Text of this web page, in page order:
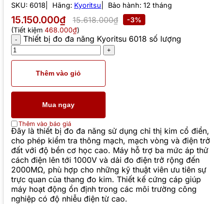
SKU: 6018 Hãng: Kyoritsu Bảo hành: 12 tháng
15.150.000₫ 15.618.000₫
-3%
(Tiết kiệm 468.000₫)
Thiết bị đo đa năng Kyoritsu 6018 số lượng
Thêm vào giỏ
Mua ngay
Thêm vào báo giá
Đây là thiết bị đo đa năng sử dụng chỉ thị kim cổ điển,
cho phép kiểm tra thông mạch, mạch vòng và điện trở
đất với độ bền cơ học cao. Máy hỗ trợ ba mức áp thử
cách điện lên tới 1000V và dải đo điện trở rộng đến
2000MΩ, phù hợp cho những kỹ thuật viên ưu tiên sự
trực quan của thang đo kim. Thiết kế cứng cáp giúp
máy hoạt động ổn định trong các môi trường công
nghiệp có độ nhiễu điện từ cao.